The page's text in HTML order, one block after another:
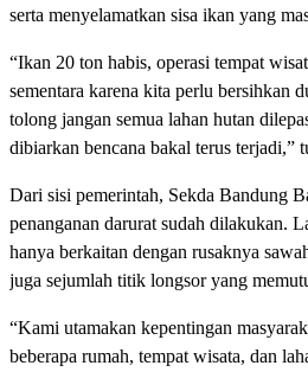
serta menyelamatkan sisa ikan yang
“Ikan 20 ton habis, operasi tempat
sementara karena kita perlu bersihkan
tolong jangan semua lahan hutan
dibiarkan bencana bakal terus terjadi,”
Dari sisi pemerintah, Sekda Bandung
penanganan darurat sudah dilakukan.
hanya berkaitan dengan rusaknya
juga sejumlah titik longsor yang
“Kami utamakan kepentingan
beberapa rumah, tempat wisata, dan